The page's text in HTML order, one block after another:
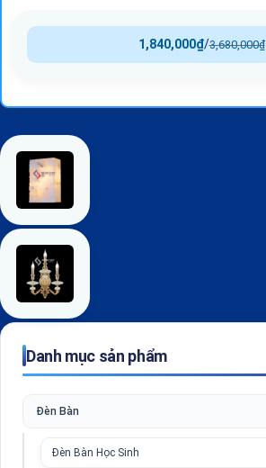
3,680,000₫
/
1,840,000₫
Danh mục sản phẩm
Đèn Bàn
Đèn Bàn Học Sinh